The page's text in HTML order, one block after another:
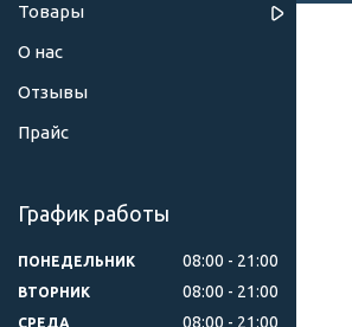
Товары
О нас
Отзывы
Прайс
График работы
ПОНЕДЕЛЬНИК 08:00 21:00
ВТОРНИК 08:00 21:00
СРЕДА 08:00 21:00